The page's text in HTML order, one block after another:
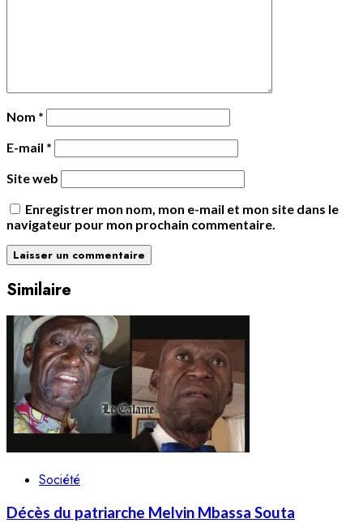
Nom *
E-mail *
Site web
Enregistrer mon nom, mon e-mail et mon site dans le
navigateur pour mon prochain commentaire.
Similaire
Société
Décès du patriarche Melvin Mbassa Souta